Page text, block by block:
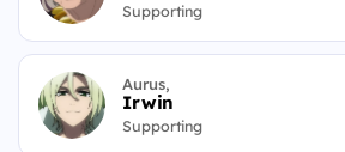
Supporting
Aurus,
Irwin
Supporting